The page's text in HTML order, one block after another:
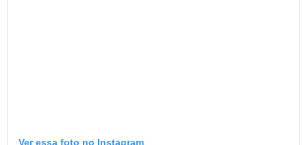
Ver essa foto no Instagram